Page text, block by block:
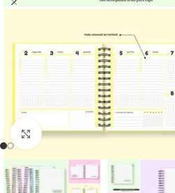
Click to enlarge